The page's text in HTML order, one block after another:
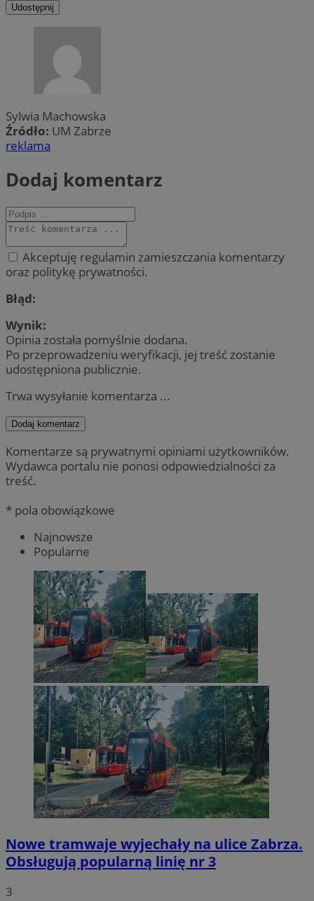
Udostępnij
Sylwia Machowska
Źródło: UM Zabrze
reklama
Dodaj komentarz
Akceptuję regulamin zamieszczania komentarzy
oraz politykę prywatności.
Błąd:
Wynik:
Opinia została pomyślnie dodana.
Po przeprowadzeniu weryfikacji, jej treść zostanie
udostępniona publicznie.
Trwa wysyłanie komentarza ...
Dodaj komentarz
Komentarze są prywatnymi opiniami użytkowników.
Wydawca portalu nie ponosi odpowiedzialności za
treść.
* pola obowiązkowe
Najnowsze
Popularne
Nowe tramwaje wyjechały na ulice Zabrza.
Obsługują popularną linię nr 3
3